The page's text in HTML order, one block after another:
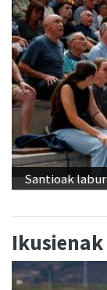
Santioak
Ikusienak